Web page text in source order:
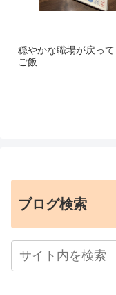
穏やかな職場が戻っ
ご飯
ブログ検索